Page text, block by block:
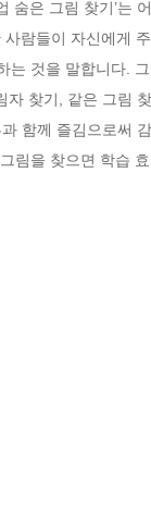
숨은 그림 찾기’
람들이 자신에게
것을 말합니다.
찾기, 같은 그림
함께 즐김으로써
림을 찾으면 학습